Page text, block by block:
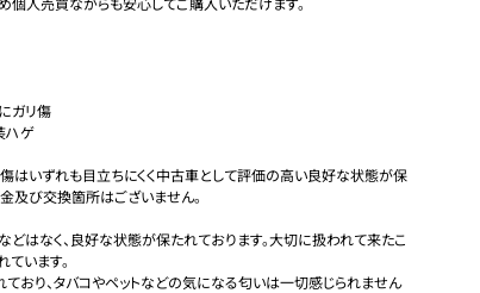
ガリ傷
ハゲ
傷はいずれも目立ちにくく中古車として評価の高い良好な状態が保
及び交換箇所はございません。
どはなく、良好な状態が保たれております。大切に扱われて来たこ
います。
おり、タバコやペットなどの気になる匂いは一切感じられません